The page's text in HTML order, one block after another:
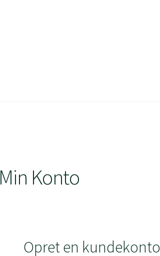
Min Konto
Opret en kundekonto